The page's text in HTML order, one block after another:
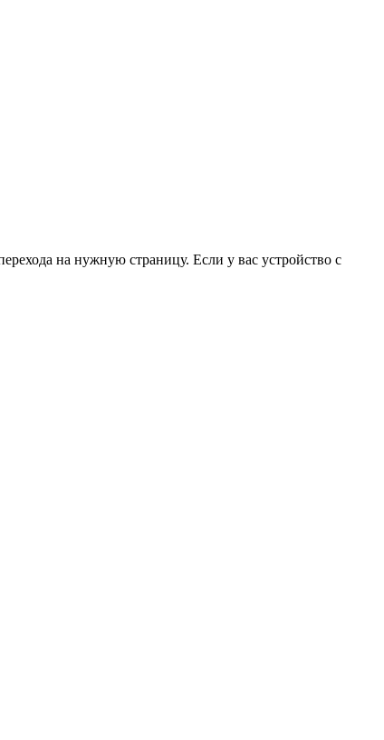
на нужную страницу. Если у вас устройство с